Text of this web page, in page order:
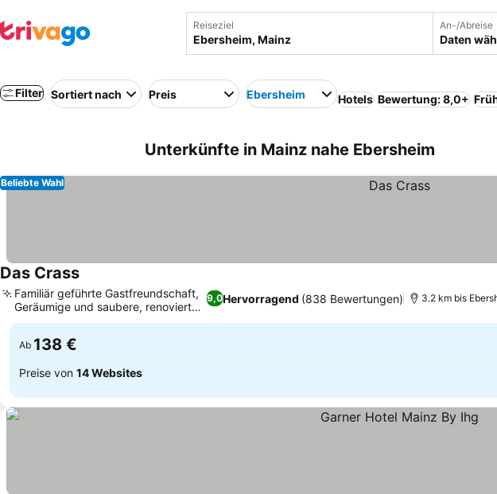
Reiseziel An-/Abreise
Daten
Filter Sortiert nach Preis Ebersheim Hotels Bewertung: 8,0+
Unterkünfte in Mainz nahe Ebersheim
Beliebte Wahl
Das Crass
9,0Hervorragend (838 Bewertungen)
Familiär geführte Gastfreundschaft,
Geräumige und saubere, renovierte
Zimmer
3.2 km bis
Ab 138 €
Preise von 14 Websites